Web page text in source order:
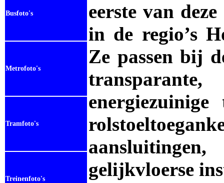
eerste van
in de regio’s
Ze passen bij
gelijkvloerse
Busfoto's
Metrofoto's
Tramfoto's
Treinenfoto's